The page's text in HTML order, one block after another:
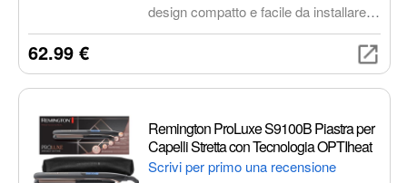
design compatto e facile da installare,
materiale resistente per una lunga
62.99 €
Remington ProLuxe S9100B Piastra per
Capelli Stretta con Tecnologia OPTIheat
Scrivi per primo una recensione